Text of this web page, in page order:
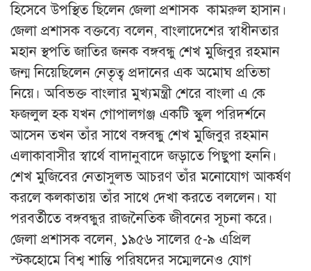
হিসেবে উপস্থিত ছিলেন জেলা প্রশাসক কামরুল হাসান।
জেলা প্রশাসক বক্তব্যে বলেন, বাংলাদেশের স্বাধীনতার
মহান স্থপতি জাতির জনক বঙ্গবন্ধু শেখ মুজিবুর রহমান
জন্ম নিয়েছিলেন নেতৃত্ব প্রদানের এক অমোঘ প্রতিভা
নিয়ে। অবিভক্ত বাংলার মুখ্যমন্ত্রী শেরে বাংলা এ কে
ফজলুল হক যখন গোপালগঞ্জ একটি স্কুল পরিদর্শনে
আসেন তখন তাঁর সাথে বঙ্গবন্ধু শেখ মুজিবুর রহমান
এলাকাবাসীর স্বার্থে বাদানুবাদে জড়াতে পিছুপা হননি।
শেখ মুজিবের নেতাসুলভ আচরণ তাঁর মনোযোগ আকর্ষণ
করলে কলকাতায় তাঁর সাথে দেখা করতে বললেন। যা
পরবর্তীতে বঙ্গবন্ধুর রাজনৈতিক জীবনের সূচনা করে।
জেলা প্রশাসক বলেন, ১৯৫৬ সালের ৫-৯ এপ্রিল
স্টকহোমে বিশ্ব শান্তি পরিষদের সম্মেলনেও যোগ